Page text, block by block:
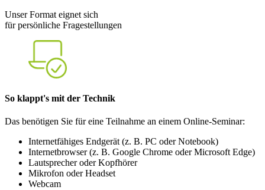
Unser Format eignet sich
für persönliche Fragestellungen
So klappt's mit der Technik
Das benötigen Sie für eine Teilnahme an einem Online-Seminar:
Internetfähiges Endgerät (z. B. PC oder Notebook)
Internetbrowser (z. B. Google Chrome oder Microsoft Edge)
Lautsprecher oder Kopfhörer
Mikrofon oder Headset
Webcam